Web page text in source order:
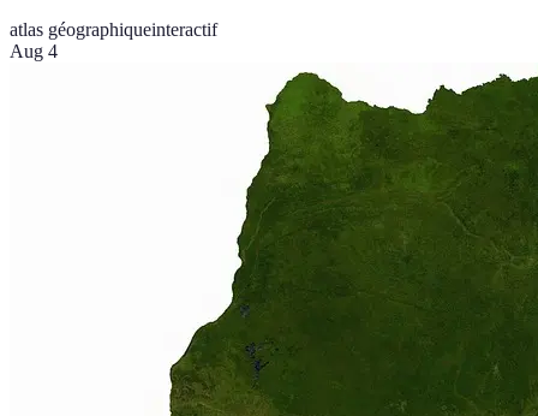
atlas géographiqueinteractif
Aug 4